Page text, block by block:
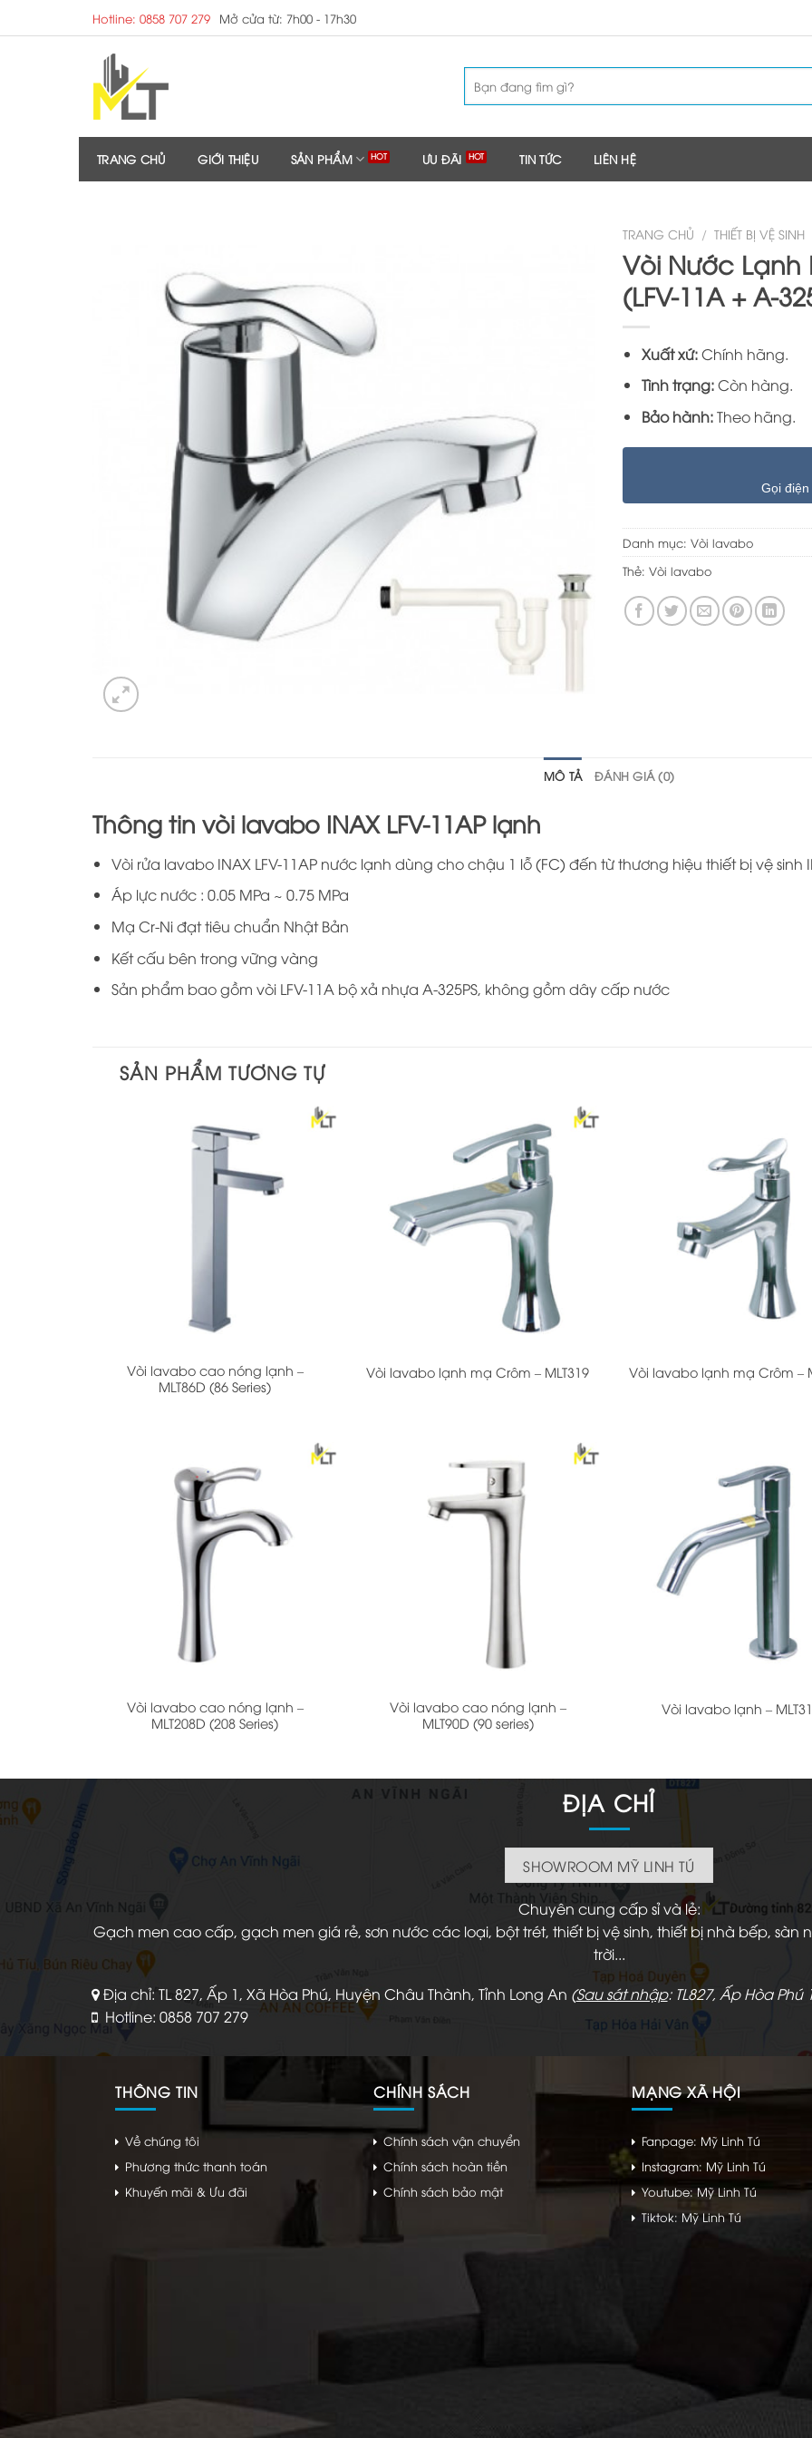
to
Hotline: 0858 707 279 Mở cửa từ: 7h00 - 17h30
kiếm:
TRANG CHỦ GIỚI THIỆU SẢN PHẨM ƯU ĐÃI TIN TỨC LIÊN HỆ
TRANG CHỦ / THIẾT BỊ VỆ SINH
Vòi Nước Lạnh
(LFV-11A + A-
Xuất xứ:Chính hãng.
Tình trạng:Còn hàng.
Bảo hành:Theo hãng.
Gọi
Danh mục: Vòi lavabo
Thẻ: Vòi lavabo
MÔ TẢ ĐÁNH GIÁ (0)
Thông tin vòi lavabo INAX LFV-11AP lạnh
Vòi rửa lavabo INAX LFV-11AP nước lạnh dùng cho chậu 1 lỗ (FC) đến từ thương hiệu thiết bị vệ sinh
Áp lực nước : 0.05 MPa ~ 0.75 MPa
Mạ Cr-Ni đạt tiêu chuẩn Nhật Bản
Kết cấu bên trong vững vàng
Sản phẩm bao gồm vòi LFV-11A bộ xả nhựa A-325PS, không gồm dây cấp nước
SẢN PHẨM TƯƠNG TỰ
Vòi lavabo cao nóng lạnh –
MLT86D (86 Series)
Vòi lavabo lạnh mạ Crôm – MLT319 Vòi lavabo lạnh mạ Crôm –
Vòi lavabo cao nóng lạnh –
MLT208D (208 Series)
Vòi lavabo cao nóng lạnh –
MLT90D (90 series)
Vòi lavabo lạnh –
ĐỊA CHỈ
SHOWROOM MỸ LINH TÚ
Chuyên cung cấp sỉ và lẻ:
Gạch men cao cấp, gạch men giá rẻ, sơn nước các loại, bột trét, thiết bị vệ sinh, thiết bị nhà bếp,
trời...
Địa chỉ: TL 827, Ấp 1, Xã Hòa Phú, Huyện Châu Thành, Tỉnh Long An (Sau sát nhập: TL827, Ấp Hòa Phú
Hotline: 0858 707 279
THÔNG TIN
Về chúng tôi
Phương thức thanh toán
Khuyến mãi & Ưu đãi
CHÍNH SÁCH
Chính sách vận chuyển
Chính sách hoàn tiền
Chính sách bảo mật
MẠNG XÃ HỘI
Fanpage: Mỹ Linh Tú
Instagram: Mỹ Linh Tú
Youtube: Mỹ Linh Tú
Tiktok: Mỹ Linh Tú